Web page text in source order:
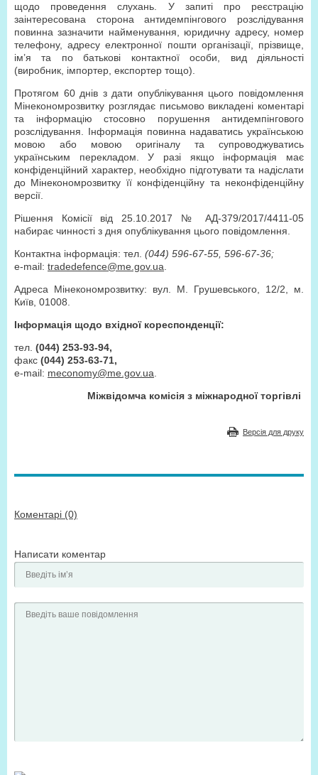
щодо проведення слухань. У запиті про реєстрацію
заінтересована сторона антидемпінгового розслідування
повинна зазначити найменування, юридичну адресу, номер
телефону, адресу електронної пошти організації, прізвище,
ім’я та по батькові контактної особи, вид діяльності
(виробник, імпортер, експортер тощо).
Протягом 60 днів з дати опублікування цього повідомлення
Мінекономрозвитку розглядає письмово викладені коментарі
та інформацію стосовно порушення антидемпінгового
розслідування. Інформація повинна надаватись українською
мовою або мовою оригіналу та супроводжуватись
українським перекладом. У разі якщо інформація має
конфіденційний характер, необхідно підготувати та надіслати
до Мінекономрозвитку її конфіденційну та неконфіденційну
версії.
Рішення Комісії від 25.10.2017 № АД-379/2017/4411-05
набирає чинності з дня опублікування цього повідомлення.
Контактна інформація: тел. (044) 596-67-55, 596-67-36;
e-mail: tradedefence@me.gov.ua
Адреса Мінекономрозвитку: вул. М. Грушевського, 12/2, м.
Київ, 01008.
Інформація щодо вхідної кореспонденції:
тел. (044) 253-93-94,
факс (044) 253-63-71,
e-mail: meconomy@me.gov.ua
Міжвідомча комісія з міжнародної торгівлі
Версія для друку
Коментарі (0)
Написати коментар